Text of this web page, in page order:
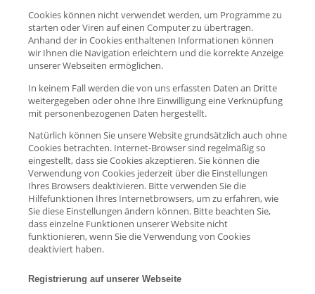
Cookies können nicht verwendet werden, um Programme zu
starten oder Viren auf einen Computer zu übertragen.
Anhand der in Cookies enthaltenen Informationen können
wir Ihnen die Navigation erleichtern und die korrekte Anzeige
unserer Webseiten ermöglichen.
In keinem Fall werden die von uns erfassten Daten an Dritte
weitergegeben oder ohne Ihre Einwilligung eine Verknüpfung
mit personenbezogenen Daten hergestellt.
Natürlich können Sie unsere Website grundsätzlich auch ohne
Cookies betrachten. Internet-Browser sind regelmäßig so
eingestellt, dass sie Cookies akzeptieren. Sie können die
Verwendung von Cookies jederzeit über die Einstellungen
Ihres Browsers deaktivieren. Bitte verwenden Sie die
Hilfefunktionen Ihres Internetbrowsers, um zu erfahren, wie
Sie diese Einstellungen ändern können. Bitte beachten Sie,
dass einzelne Funktionen unserer Website nicht
funktionieren, wenn Sie die Verwendung von Cookies
deaktiviert haben.
Registrierung auf unserer Webseite